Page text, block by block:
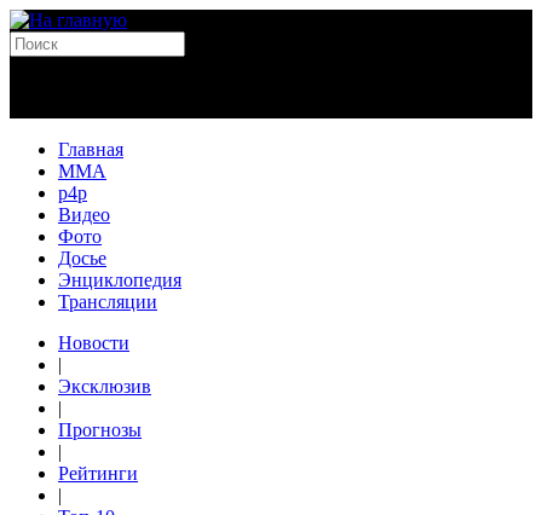
Главная
MMA
p4p
Видео
Фото
Досье
Энциклопедия
Трансляции
Новости
|
Эксклюзив
|
Прогнозы
|
Рейтинги
|